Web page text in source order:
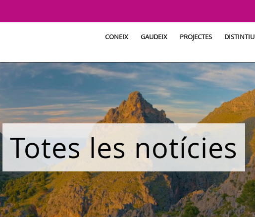
CONEIX GAUDEIX PROJECTES DISTINTIU
Totes les notícies